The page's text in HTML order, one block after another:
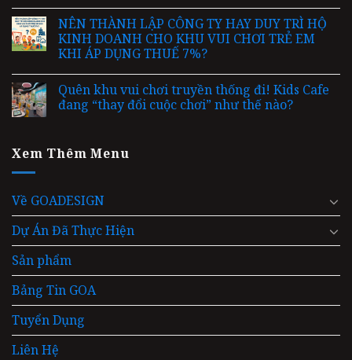
NÊN THÀNH LẬP CÔNG TY HAY DUY TRÌ HỘ
KINH DOANH CHO KHU VUI CHƠI TRẺ EM
KHI ÁP DỤNG THUẾ 7%?
Quên khu vui chơi truyền thống đi! Kids Cafe
đang “thay đổi cuộc chơi” như thế nào?
Xem Thêm Menu
Về GOADESIGN
Dự Án Đã Thực Hiện
Sản phẩm
Bảng Tin GOA
Tuyển Dụng
Liên Hệ